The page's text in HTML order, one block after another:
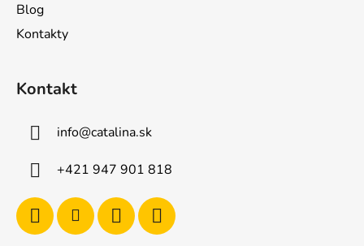
Blog
Kontakty
Kontakt
info@catalina.sk
+421 947 901 818